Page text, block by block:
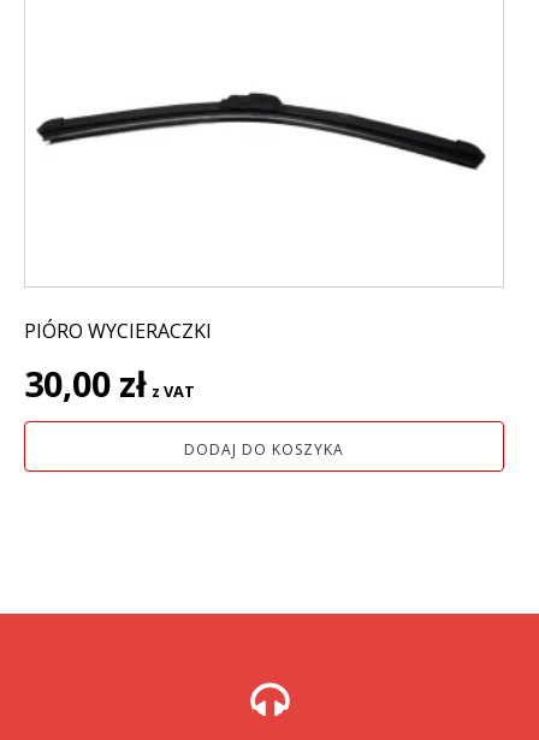
PIÓRO WYCIERACZKI
30,00 zł z VAT
DODAJ DO KOSZYKA